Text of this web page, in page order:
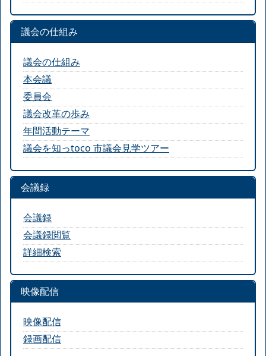
議会の仕組み
議会の仕組み
本会議
委員会
議会改革の歩み
年間活動テーマ
議会を知っtoco 市議会見学ツアー
会議録
会議録
会議録閲覧
詳細検索
映像配信
映像配信
録画配信